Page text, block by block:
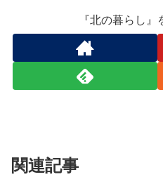
『北の暮らし
関連記事